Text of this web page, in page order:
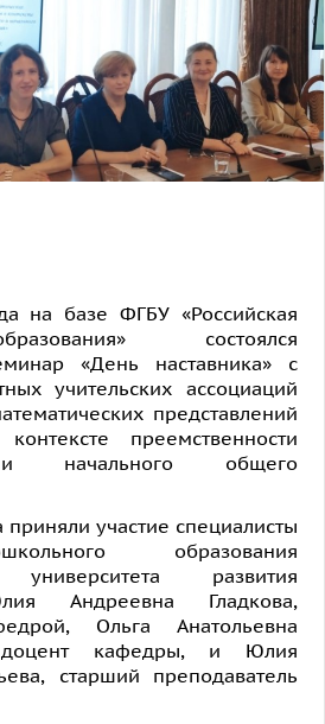
на базе ФГБУ «Российская
состоялся
«День наставника» с
учительских ассоциаций
представлений
преемственности
начального общего
участие специалисты
образования
университета развития
Андреевна Гладкова,
Ольга Анатольевна
доцент кафедры, и Юлия
старший преподаватель